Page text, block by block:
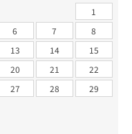
1
6 7
8
13 14
15
20 21
22
27 28
29